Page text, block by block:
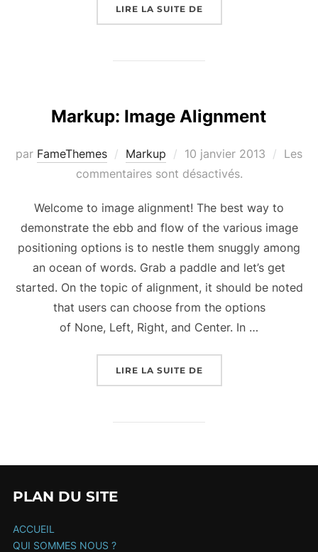
LIRE LA SUITE DE« MARKUP: TEXT
Markup: Image Alignment
par FameThemes Markup
Publié
le
10 janvier 2013
Les
commentaires sont désactivés.
Welcome to image alignment! The best way to
demonstrate the ebb and flow of the various image
positioning options is to nestle them snuggly among
an ocean of words. Grab a paddle and let’s get
started. On the topic of alignment, it should be noted
that users can choose from the options
of None, Left, Right, and Center. In …
LIRE LA SUITE DE« MARKUP: IMAGE
PLAN DU SITE
ACCUEIL
QUI SOMMES NOUS ?